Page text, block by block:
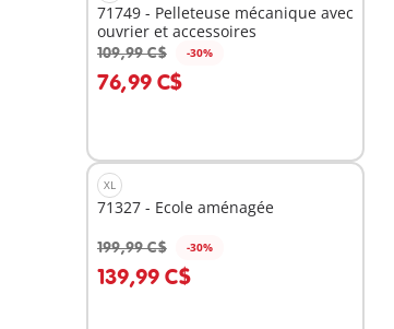
71749 - Pelleteuse mécanique avec
ouvrier et accessoires
109,99 C$ -30%
76,99 C$
Au panier
XL
71327 - Ecole aménagée
199,99 C$ -30%
139,99 C$
Au panier